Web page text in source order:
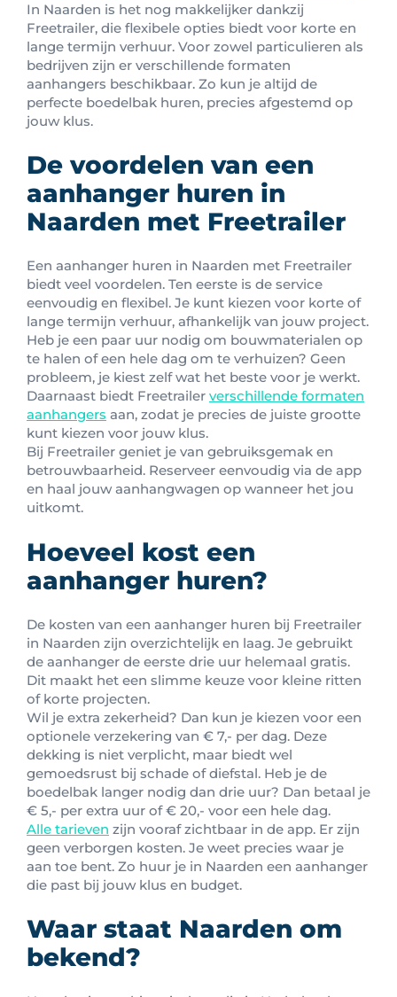
In Naarden is het nog makkelijker dankzij
Freetrailer, die flexibele opties biedt voor korte en
lange termijn verhuur. Voor zowel particulieren als
bedrijven zijn er verschillende formaten
aanhangers beschikbaar. Zo kun je altijd de
perfecte boedelbak huren, precies afgestemd op
jouw klus.
De voordelen van een
aanhanger huren in
Naarden met Freetrailer
Een aanhanger huren in Naarden met Freetrailer
biedt veel voordelen. Ten eerste is de service
eenvoudig en flexibel. Je kunt kiezen voor korte of
lange termijn verhuur, afhankelijk van jouw project.
Heb je een paar uur nodig om bouwmaterialen op
te halen of een hele dag om te verhuizen? Geen
probleem, je kiest zelf wat het beste voor je werkt.
Daarnaast biedt Freetrailer verschillende formaten
aanhangers aan, zodat je precies de juiste grootte
kunt kiezen voor jouw klus.
Bij Freetrailer geniet je van gebruiksgemak en
betrouwbaarheid. Reserveer eenvoudig via de app
en haal jouw aanhangwagen op wanneer het jou
uitkomt.
Hoeveel kost een
aanhanger huren?
De kosten van een aanhanger huren bij Freetrailer
in Naarden zijn overzichtelijk en laag. Je gebruikt
de aanhanger de eerste drie uur helemaal gratis.
Dit maakt het een slimme keuze voor kleine ritten
of korte projecten.
Wil je extra zekerheid? Dan kun je kiezen voor een
optionele verzekering van € 7,- per dag. Deze
dekking is niet verplicht, maar biedt wel
gemoedsrust bij schade of diefstal. Heb je de
boedelbak langer nodig dan drie uur? Dan betaal je
€ 5,- per extra uur of € 20,- voor een hele dag.
Alle tarieven zijn vooraf zichtbaar in de app. Er zijn
geen verborgen kosten. Je weet precies waar je
aan toe bent. Zo huur je in Naarden een aanhanger
die past bij jouw klus en budget.
Waar staat Naarden om
bekend?